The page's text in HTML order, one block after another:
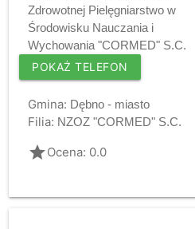
Zdrowotnej Pielęgniarstwo w
Środowisku Nauczania i
Wychowania "CORMED" S.C.
POKAŻ TELEFON
Gmina: Dębno - miasto
Filia: NZOZ "CORMED" S.C.
gradeOcena: 0.0